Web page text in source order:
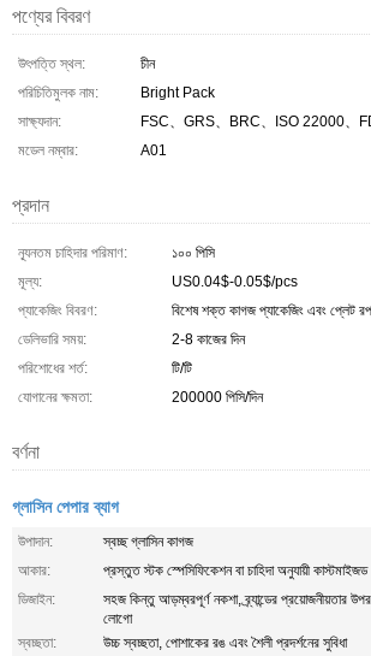
পণ্যের বিবরণ
উৎপত্তি স্থল:
চীন
পরিচিতিমুলক নাম:
Bright Pack
সাক্ষ্যদান:
FSC、GRS、BRC、ISO 22000、
মডেল নম্বার:
A01
প্রদান
ন্যূনতম চাহিদার পরিমাণ:
১০০ পিসি
মূল্য:
US0.04$-0.05$/pcs
প্যাকেজিং বিবরণ:
বিশেষ শক্ত কাগজ প্যাকেজিং এবং প্লেট
ডেলিভারি সময়:
2-8 কাজের দিন
পরিশোধের শর্ত:
টি/টি
যোগানের ক্ষমতা:
200000 পিসি/দিন
বর্ণনা
গ্লাসিন পেপার ব্যাগ
উপাদান:
স্বচ্ছ গ্লাসিন কাগজ
আকার:
প্রস্তুত স্টক স্পেসিফিকেশন বা চাহিদা অনুযায়ী কাস্টমাইজড
ডিজাইন:
সহজ কিন্তু আড়ম্বরপূর্ণ নকশা, ব্র্যান্ডের প্রয়োজনীয়তার উপর
লোগো
স্বচ্ছতা:
উচ্চ স্বচ্ছতা, পোশাকের রঙ এবং শৈলী প্রদর্শনের সুবিধা